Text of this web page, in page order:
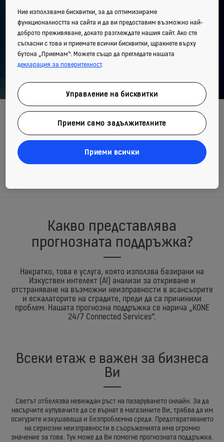
ЖИЛИЩНИ СГРАДИ
ОФИСИ
ХОТЕЛИ
Какво представлява
прогнозната поддръжка?
Накратко, това е услуга, която използва базирани на
Изкуствен интелект (AI) анализи за откриване и
отстраняване на възможни неизправности в асансьорите
и ескалаторите на сградите, преди да са причинили
проблем. Нашата прогнозна поддръжка се нарича „KONE
24/7 Connected Services”.
Всеки етаж е важен за бизнеса
Ви
Светът отбелязва невиждан ръст на пазаруването онлайн. За да
насърчите купувачите да се върнат в магазините Ви, трябва да им
осигурите изкушаваща и безпроблемна среда. Предотвратяването
на сериозни неизправности в съоръженията има огромно
значение за това. Тук може да Ви помогне прогнозната поддръжка.
Ние използваме бисквитки, за да оптимизираме
функционалността на сайта и да ви предоставим възможно най-
доброто преживяване, докато разглеждате нашия сайт. Ако сте
съгласни с това и приемате всички бисквитки, щракнете върху
бутона „Приемам“. Можете също да прегледате нашата
декларация за поверителност.
Управление на бисквитки
Приеми само задължителните
Приеми всички